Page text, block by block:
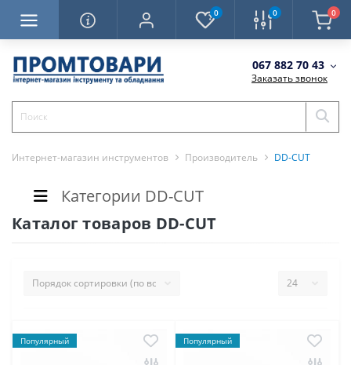
0 0 0
067 882 70 43
Заказать звонок
Интернет-магазин инструментов Производитель DD-CUT
Категории DD-CUT
Каталог товаров DD-CUT
Популярный Популярный